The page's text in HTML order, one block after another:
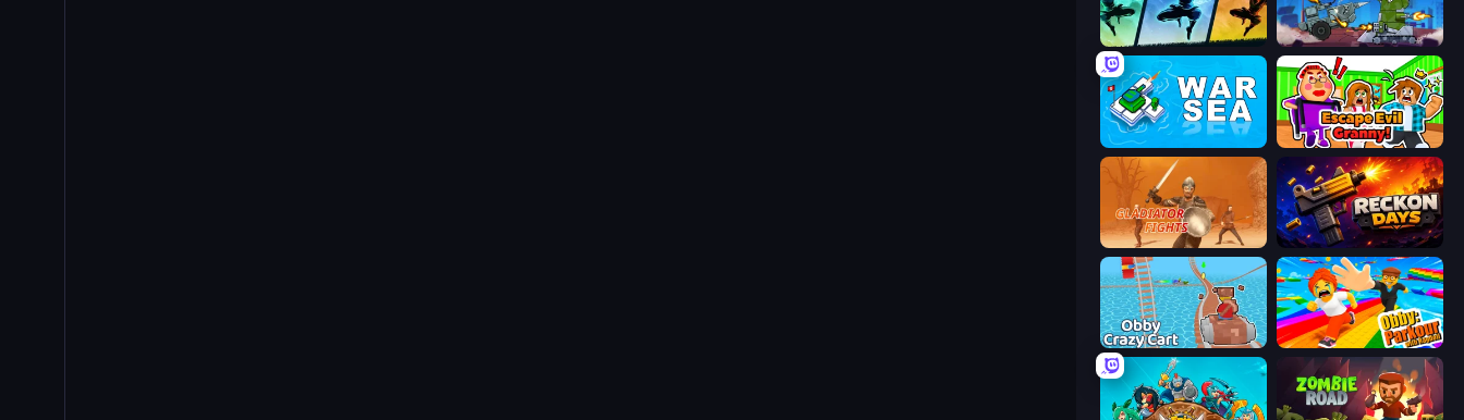
Shadow Ninja Revenge Tanks Arena io: Craft & Combat
War Sea Escape Evil Granny!
Gladiator Fights Reckon Days
Obby: Crazy Cart Obby: Parkour with Ragdoll